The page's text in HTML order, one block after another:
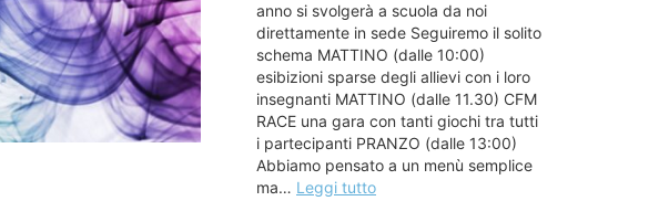
anno si svolgerà a scuola da noi
direttamente in sede Seguiremo il solito
schema MATTINO (dalle 10:00)
esibizioni sparse degli allievi con i loro
insegnanti MATTINO (dalle 11.30) CFM
RACE una gara con tanti giochi tra tutti
i partecipanti PRANZO (dalle 13:00)
Abbiamo pensato a un menù semplice
ma… Leggi tutto